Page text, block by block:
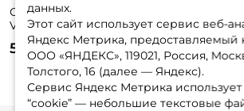
Спиннинг Maximus
Villain 270см. 20-
60гр. 242гр. fast /
MSVI27H
5 085 ₽
Indigo 270см. 10-
42гр. 182гр. fast /
MSIN27MH
4 200 ₽
данных.
Этот сайт использует сервис веб-
Яндекс Метрика, предоставляемый
ООО «ЯНДЕКС», 119021, Россия,
Толстого, 16 (далее — Яндекс).
Сервис Яндекс Метрика
“cookie” — небольшие текстовые